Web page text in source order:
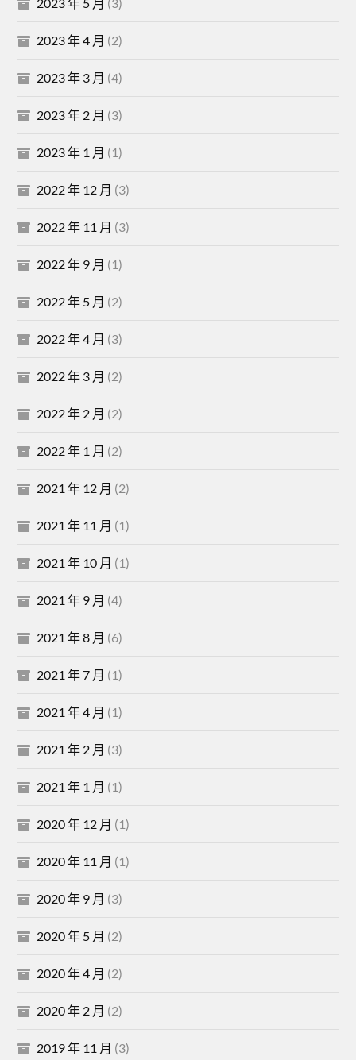
2023 年 4 月 (2)
2023 年 3 月 (4)
2023 年 2 月 (3)
2023 年 1 月 (1)
2022 年 12 月 (3)
2022 年 11 月 (3)
2022 年 9 月 (1)
2022 年 5 月 (2)
2022 年 4 月 (3)
2022 年 3 月 (2)
2022 年 2 月 (2)
2022 年 1 月 (2)
2021 年 12 月 (2)
2021 年 11 月 (1)
2021 年 10 月 (1)
2021 年 9 月 (4)
2021 年 8 月 (6)
2021 年 7 月 (1)
2021 年 4 月 (1)
2021 年 2 月 (3)
2021 年 1 月 (1)
2020 年 12 月 (1)
2020 年 11 月 (1)
2020 年 9 月 (3)
2020 年 5 月 (2)
2020 年 4 月 (2)
2020 年 2 月 (2)
2019 年 11 月 (3)